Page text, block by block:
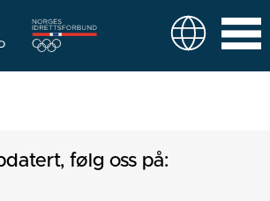
følg oss på: